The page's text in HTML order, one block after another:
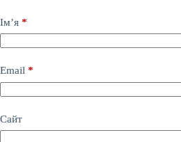
Ім’я *
Email *
Сайт